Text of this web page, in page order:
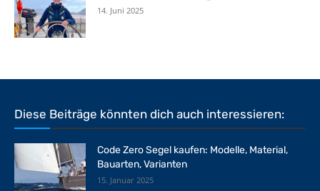
14. Juni 2025
Diese Beiträge könnten dich auch interessieren:
Code Zero Segel kaufen: Modelle, Material,
Bauarten, Varianten
15. Januar 2025